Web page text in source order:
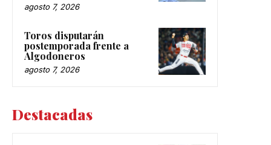
agosto 7, 2026
Toros disputarán
postemporada frente a
Algodoneros
agosto 7, 2026
Destacadas